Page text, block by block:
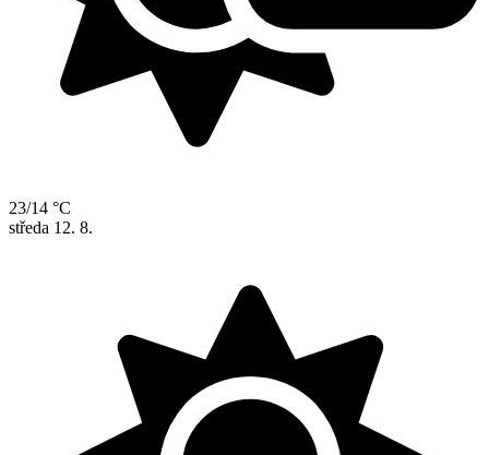
23/14 °C
středa 12. 8.